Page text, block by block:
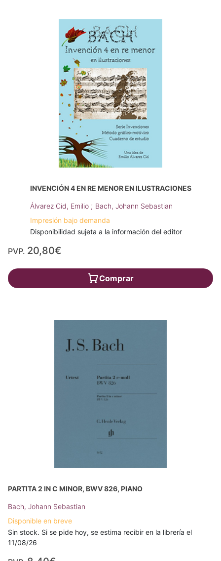
INVENCIÓN 4 EN RE MENOR EN ILUSTRACIONES
Álvarez Cid, Emilio ; Bach, Johann Sebastian
Impresión bajo demanda
Disponibilidad sujeta a la información del editor
PVP. 20,80€
Comprar
PARTITA 2 IN C MINOR, BWV 826, PIANO
Bach, Johann Sebastian
Disponible en breve
Sin stock. Si se pide hoy, se estima recibir en la librería el
11/08/26